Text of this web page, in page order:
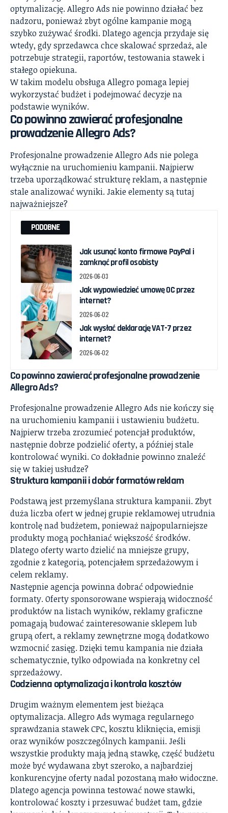
optymalizację. Allegro Ads nie powinno działać bez
nadzoru, ponieważ zbyt ogólne kampanie mogą
szybko zużywać środki. Dlatego agencja przydaje się
wtedy, gdy sprzedawca chce skalować sprzedaż, ale
potrzebuje strategii, raportów, testowania stawek i
stałego opiekuna.
W takim modelu obsługa Allegro pomaga lepiej
wykorzystać budżet i podejmować decyzje na
podstawie wyników.
Co powinno zawierać profesjonalne
prowadzenie Allegro Ads?
Profesjonalne prowadzenie Allegro Ads nie polega
wyłącznie na uruchomieniu kampanii. Najpierw
trzeba uporządkować strukturę reklam, a następnie
stale analizować wyniki. Jakie elementy są tutaj
najważniejsze?
PODOBNE
Jak usunąć konto firmowe PayPal i
zamknąć profil osobisty
2026-06-03
Jak wypowiedzieć umowę OC przez
internet?
2026-06-02
Jak wysłać deklarację VAT-7 przez
internet?
2026-06-02
Co powinno zawierać profesjonalne prowadzenie
Allegro Ads?
Profesjonalne prowadzenie Allegro Ads nie kończy się
na uruchomieniu kampanii i ustawieniu budżetu.
Najpierw trzeba zrozumieć potencjał produktów,
następnie dobrze podzielić oferty, a później stale
kontrolować wyniki. Co dokładnie powinno znaleźć
się w takiej usłudze?
Struktura kampanii i dobór formatów reklam
Podstawą jest przemyślana struktura kampanii. Zbyt
duża liczba ofert w jednej grupie reklamowej utrudnia
kontrolę nad budżetem, ponieważ najpopularniejsze
produkty mogą pochłaniać większość środków.
Dlatego oferty warto dzielić na mniejsze grupy,
zgodnie z kategorią, potencjałem sprzedażowym i
celem reklamy.
Następnie agencja powinna dobrać odpowiednie
formaty. Oferty sponsorowane wspierają widoczność
produktów na listach wyników, reklamy graficzne
pomagają budować zainteresowanie sklepem lub
grupą ofert, a reklamy zewnętrzne mogą dodatkowo
wzmocnić zasięg. Dzięki temu kampania nie działa
schematycznie, tylko odpowiada na konkretny cel
sprzedażowy.
Codzienna optymalizacja i kontrola kosztów
Drugim ważnym elementem jest bieżąca
optymalizacja. Allegro Ads wymaga regularnego
sprawdzania stawek CPC, kosztu kliknięcia, emisji
oraz wyników poszczególnych kampanii. Jeśli
wszystkie produkty mają jedną stawkę, część budżetu
może być wydawana zbyt szeroko, a najbardziej
konkurencyjne oferty nadal pozostaną mało widoczne.
Dlatego agencja powinna testować nowe stawki,
kontrolować koszty i przesuwać budżet tam, gdzie